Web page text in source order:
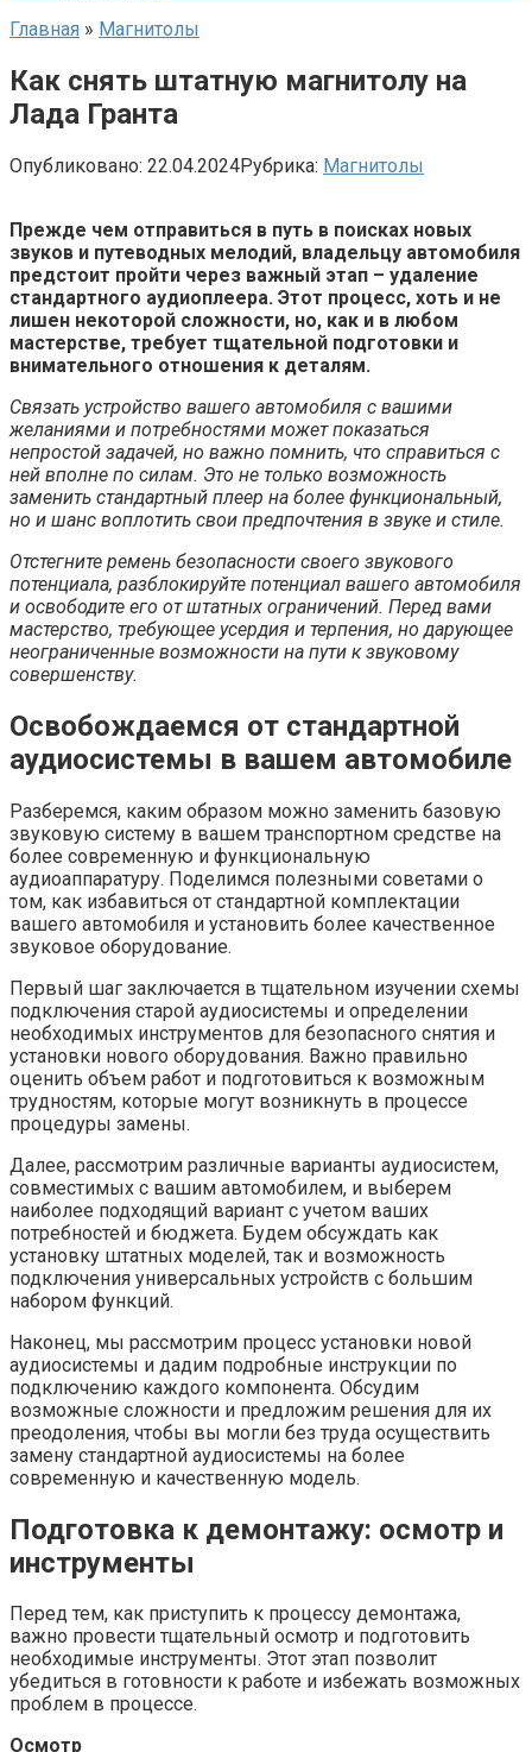
Главная » Магнитолы
Как снять штатную магнитолу на
Лада Гранта
Опубликовано: 22.04.2024Рубрика: Магнитолы
Прежде чем отправиться в путь в поисках новых
звуков и путеводных мелодий, владельцу автомобиля
предстоит пройти через важный этап – удаление
стандартного аудиоплеера. Этот процесс, хоть и не
лишен некоторой сложности, но, как и в любом
мастерстве, требует тщательной подготовки и
внимательного отношения к деталям.
Связать устройство вашего автомобиля с вашими
желаниями и потребностями может показаться
непростой задачей, но важно помнить, что справиться с
ней вполне по силам. Это не только возможность
заменить стандартный плеер на более функциональный,
но и шанс воплотить свои предпочтения в звуке и стиле.
Отстегните ремень безопасности своего звукового
потенциала, разблокируйте потенциал вашего автомобиля
и освободите его от штатных ограничений. Перед вами
мастерство, требующее усердия и терпения, но дарующее
неограниченные возможности на пути к звуковому
совершенству.
Освобождаемся от стандартной
аудиосистемы в вашем автомобиле
Разберемся, каким образом можно заменить базовую
звуковую систему в вашем транспортном средстве на
более современную и функциональную
аудиоаппаратуру. Поделимся полезными советами о
том, как избавиться от стандартной комплектации
вашего автомобиля и установить более качественное
звуковое оборудование.
Первый шаг заключается в тщательном изучении схемы
подключения старой аудиосистемы и определении
необходимых инструментов для безопасного снятия и
установки нового оборудования. Важно правильно
оценить объем работ и подготовиться к возможным
трудностям, которые могут возникнуть в процессе
процедуры замены.
Далее, рассмотрим различные варианты аудиосистем,
совместимых с вашим автомобилем, и выберем
наиболее подходящий вариант с учетом ваших
потребностей и бюджета. Будем обсуждать как
установку штатных моделей, так и возможность
подключения универсальных устройств с большим
набором функций.
Наконец, мы рассмотрим процесс установки новой
аудиосистемы и дадим подробные инструкции по
подключению каждого компонента. Обсудим
возможные сложности и предложим решения для их
преодоления, чтобы вы могли без труда осуществить
замену стандартной аудиосистемы на более
современную и качественную модель.
Подготовка к демонтажу: осмотр и
инструменты
Перед тем, как приступить к процессу демонтажа,
важно провести тщательный осмотр и подготовить
необходимые инструменты. Этот этап позволит
убедиться в готовности к работе и избежать возможных
проблем в процессе.
Осмотр